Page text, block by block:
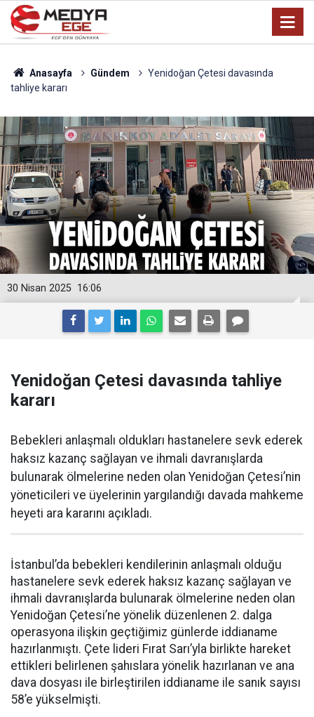
Anasayfa Gündem
Yenidoğan Çetesi davasında
tahliye kararı
16:06
30 Nisan 2025
Yenidoğan Çetesi davasında tahliye
kararı
Bebekleri anlaşmalı oldukları hastanelere sevk ederek
haksız kazanç sağlayan ve ihmali davranışlarda
bulunarak ölmelerine neden olan Yenidoğan Çetesi’nin
yöneticileri ve üyelerinin yargılandığı davada mahkeme
heyeti ara kararını açıkladı.
İstanbul’da bebekleri kendilerinin anlaşmalı olduğu
hastanelere sevk ederek haksız kazanç sağlayan ve
ihmali davranışlarda bulunarak ölmelerine neden olan
Yenidoğan Çetesi’ne yönelik düzenlenen 2. dalga
operasyona ilişkin geçtiğimiz günlerde iddianame
hazırlanmıştı. Çete lideri Fırat Sarı’yla birlikte hareket
ettikleri belirlenen şahıslara yönelik hazırlanan ve ana
dava dosyası ile birleştirilen iddianame ile sanık sayısı
58’e yükselmişti.